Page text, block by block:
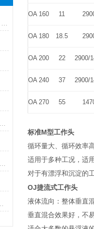
OA 160 11
OA 180 18.5
OA 200 22 2900/
OA 240 37 2900/
OA 270 55
标准M型工作头
循环量大、循环效率
适用于多种工况，适
对于有漂浮和沉淀的
OJ捷流式工作头
液体流向：整体垂直
垂直混合效果好，不